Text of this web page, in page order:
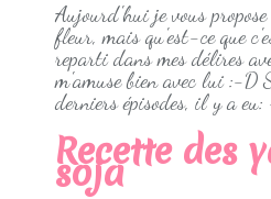
Aujourd'hui je vous
fleur, mais qu'est-ce que
reparti dans mes délires
m'amuse bien avec lui :-D
derniers épisodes, il y a
Recette des
soja